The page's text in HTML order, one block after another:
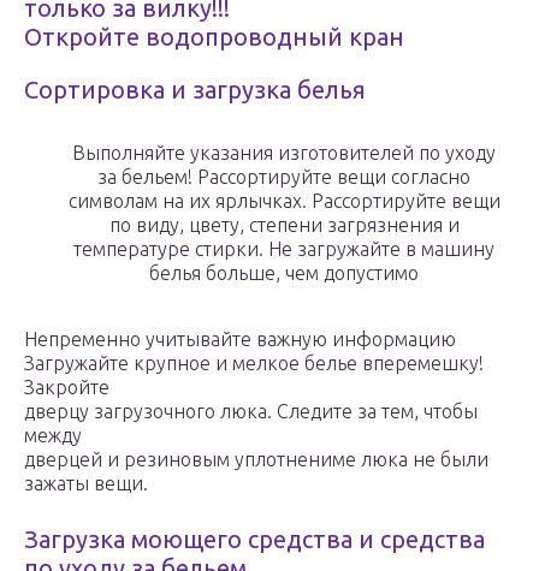
только за вилку!!!
Откройте водопроводный кран
Сортировка и загрузка белья
Выполняйте указания изготовителей по уходу
за бельем! Рассортируйте вещи согласно
символам на их ярлычках. Рассортируйте вещи
по виду, цвету, степени загрязнения и
температуре стирки. Не загружайте в машину
белья больше, чем допустимо
Непременно учитывайте важную информацию
Загружайте крупное и мелкое белье вперемешку!
Закройте
дверцу загрузочного люка. Следите за тем, чтобы
между
дверцей и резиновым уплотнениме люка не были
зажаты вещи.
Загрузка моющего средства и средства